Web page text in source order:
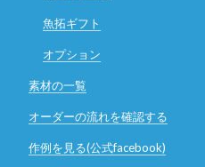
魚拓ギフト
オプション
素材の一覧
オーダーの流れを確認する
作例を見る(公式facebook)